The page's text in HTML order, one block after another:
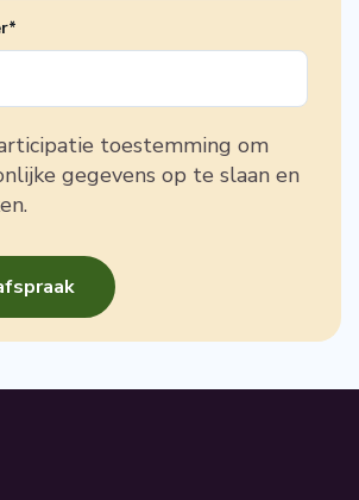
*
toestemming om
gegevens op te slaan en